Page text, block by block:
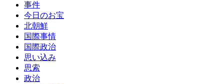
事件
今日のお宝
北朝鮮
国際事情
国際政治
思い込み
思索
政治